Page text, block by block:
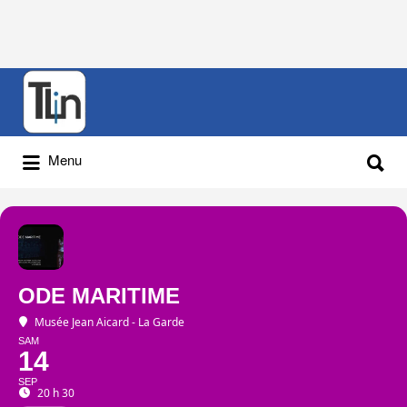
Rechercher
Menu
ODE MARITIME
Musée Jean Aicard - La Garde
SAM
14
SEP
20 h 30